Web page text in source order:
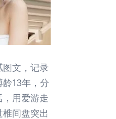
图文，记录
13年，分
用爱游走
间盘突出